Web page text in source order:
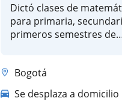
Dictó clases de
para primaria,
primeros semestres de
Bogotá
Se desplaza a domicilio